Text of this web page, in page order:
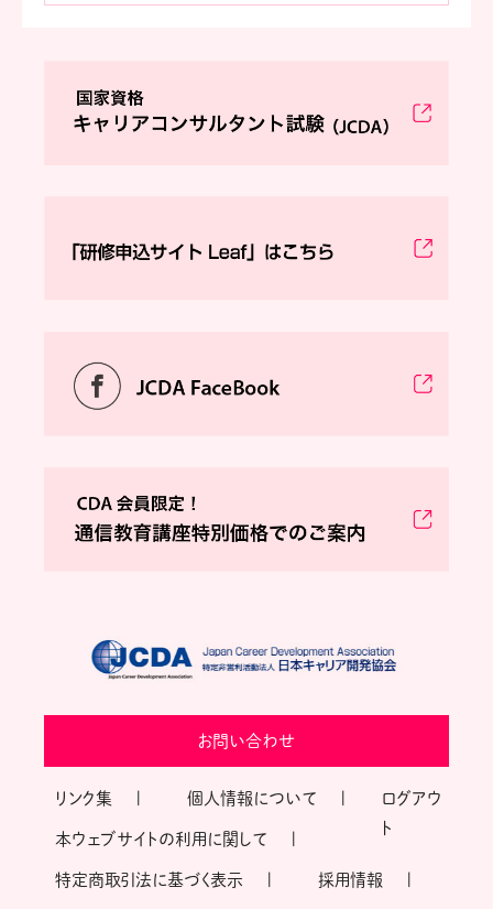
お問い合わせ
リンク集 個人情報について
本ウェブサイトの利用に関して
特定商取引法に基づく表示 採用情報
ログアウ
ト